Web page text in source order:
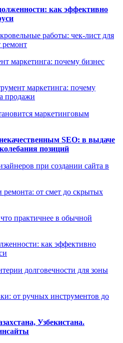
как эффективно
работы: чек-лист для
ремонт
маркетинга: почему бизнес
маркетинга: почему
продажи
маркетинговым
SEO: в выдаче
позиций
при создании сайта в
ремонта: от смет до скрытых
практичнее в обычной
как эффективно
долговечности для зоны
от ручных инструментов до
Узбекистана.